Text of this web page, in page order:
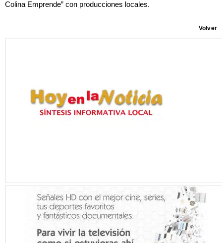
Colina Emprende” con producciones locales.
Volver